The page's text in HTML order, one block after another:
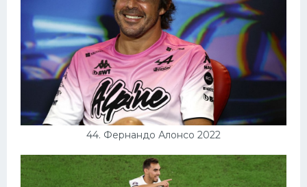
44. Фернандо Алонсо 2022